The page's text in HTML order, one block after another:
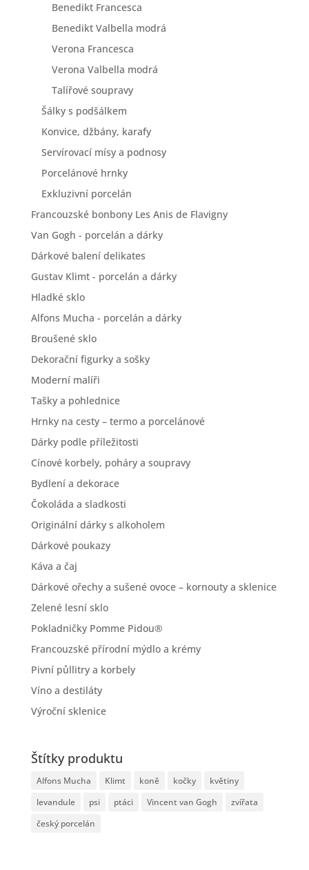
Benedikt Francesca
Benedikt Valbella modrá
Verona Francesca
Verona Valbella modrá
Talířové soupravy
Šálky s podšálkem
Konvice, džbány, karafy
Servírovací mísy a podnosy
Porcelánové hrnky
Exkluzivní porcelán
Francouzské bonbony Les Anis de Flavigny
Van Gogh - porcelán a dárky
Dárkové balení delikates
Gustav Klimt - porcelán a dárky
Hladké sklo
Alfons Mucha - porcelán a dárky
Broušené sklo
Dekorační figurky a sošky
Moderní malíři
Tašky a pohlednice
Hrnky na cesty – termo a porcelánové
Dárky podle příležitosti
Cínové korbely, poháry a soupravy
Bydlení a dekorace
Čokoláda a sladkosti
Originální dárky s alkoholem
Dárkové poukazy
Káva a čaj
Dárkové ořechy a sušené ovoce – kornouty a sklenice
Zelené lesní sklo
Pokladničky Pomme Pidou®
Francouzské přírodní mýdlo a krémy
Pivní půllitry a korbely
Víno a destiláty
Výroční sklenice
Štítky produktu
Alfons Mucha Klimt koně kočky
květiny
levandule
psi ptáci Vincent van Gogh
zvířata
český porcelán